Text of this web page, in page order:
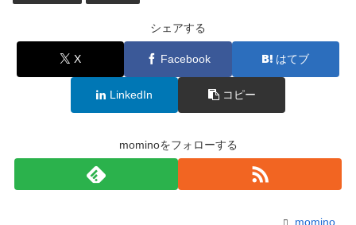
シェアする
X Facebook はてブ
LinkedIn コピー
mominoをフォローする
momino